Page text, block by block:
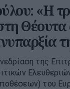
«Η
Θέουτα
της
του